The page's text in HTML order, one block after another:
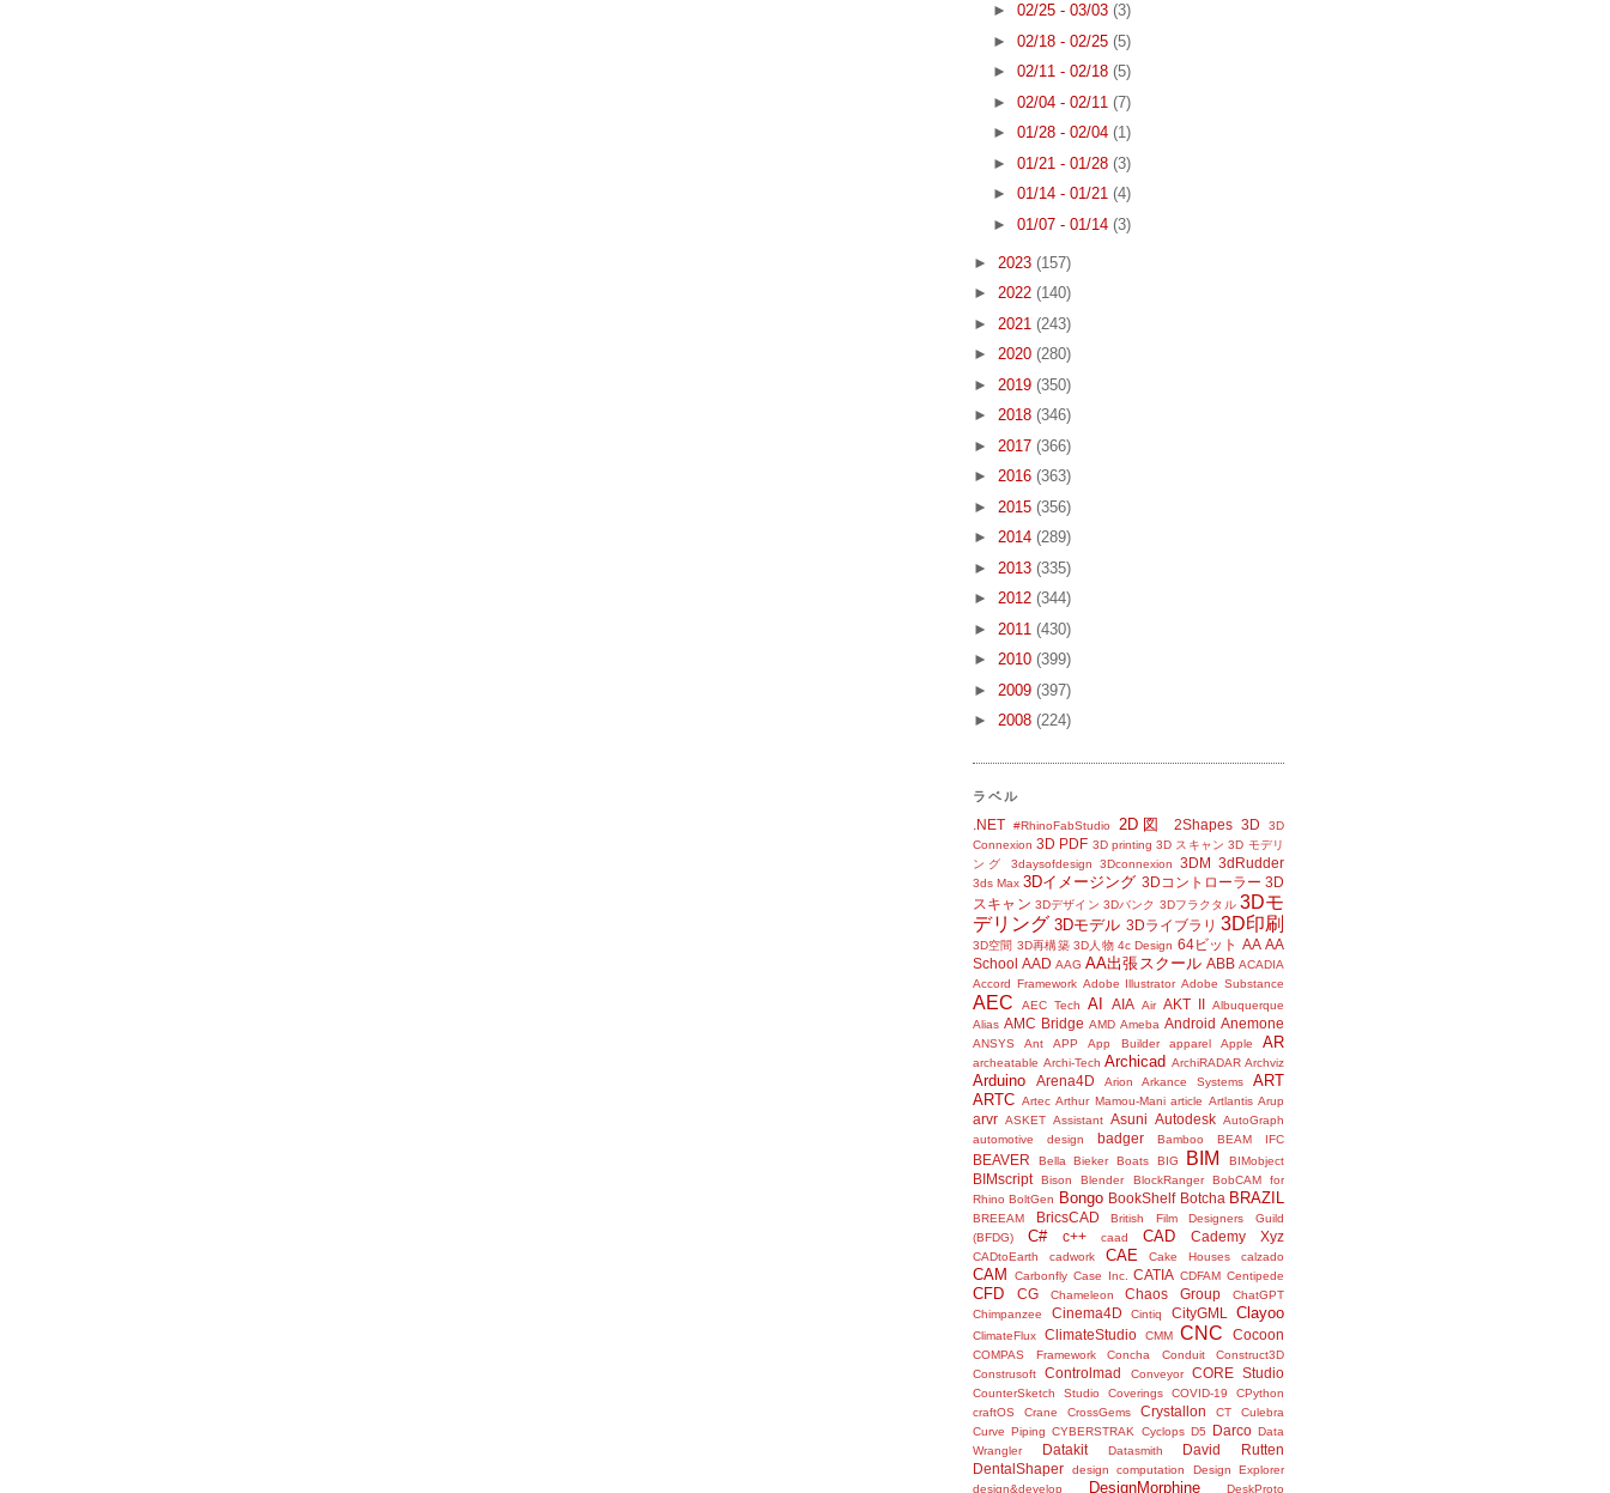
► 02/25 - 03/03 (3)
► 02/18 - 02/25 (5)
► 02/11 - 02/18 (5)
► 02/04 - 02/11 (7)
► 01/28 - 02/04 (1)
► 01/21 - 01/28 (3)
► 01/14 - 01/21 (4)
► 01/07 - 01/14 (3)
► 2023 (157)
► 2022 (140)
► 2021 (243)
► 2020 (280)
► 2019 (350)
► 2018 (346)
► 2017 (366)
► 2016 (363)
► 2015 (356)
► 2014 (289)
► 2013 (335)
► 2012 (344)
► 2011 (430)
► 2010 (399)
► 2009 (397)
► 2008 (224)
ラベル
.NET #RhinoFabStudio 2D図 2Shapes 3D
3D
Connexion 3D PDF 3D printing 3D スキャン 3D モデリ
ング
3daysofdesign 3Dconnexion 3DM 3dRudder
3ds Max 3Dイメージング 3Dコントローラー 3D
スキャン 3Dデザイン 3Dバンク 3Dフラクタル 3Dモ
デリング 3Dモデル 3Dライブラリ 3D印刷
3D空間 3D再構築 3D人物 4c Design 64ビット AA AA
School AAD AAG AA出張スクール ABB ACADIA
Accord Framework Adobe Illustrator Adobe Substance
AEC AEC Tech AI AIA Air AKT II
Albuquerque
Alias AMC Bridge AMD Ameba Android Anemone
ANSYS Ant APP App Builder apparel Apple AR
archeatable Archi-Tech Archicad ArchiRADAR Archviz
Arduino Arena4D Arion Arkance Systems
ART
ARTC Artec Arthur Mamou-Mani article Artlantis Arup
arvr ASKET Assistant Asuni Autodesk AutoGraph
automotive design
badger Bamboo BEAM IFC
BEAVER Bella Bieker Boats BIG BIM BIMobject
BIMscript Bison Blender BlockRanger
BobCAM for
Rhino BoltGen Bongo BookShelf Botcha BRAZIL
BREEAM BricsCAD
British Film Designers Guild
(BFDG)
C# c++ caad CAD Cademy Xyz
CADtoEarth cadwork CAE Cake Houses calzado
CAM Carbonfly Case Inc. CATIA CDFAM Centipede
CFD CG Chameleon Chaos Group
ChatGPT
Chimpanzee
Cinema4D Cintiq CityGML Clayoo
ClimateFlux ClimateStudio CMM CNC Cocoon
COMPAS Framework Concha Conduit
Construct3D
Construsoft
Controlmad Conveyor CORE Studio
CounterSketch Studio Coverings COVID-19
CPython
craftOS
Crane CrossGems Crystallon CT
Culebra
Curve Piping CYBERSTRAK Cyclops D5 Darco Data
Wrangler
Datakit Datasmith
David Rutten
DentalShaper
design computation
Design Explorer
design&develop
DesignMorphine DeskProto